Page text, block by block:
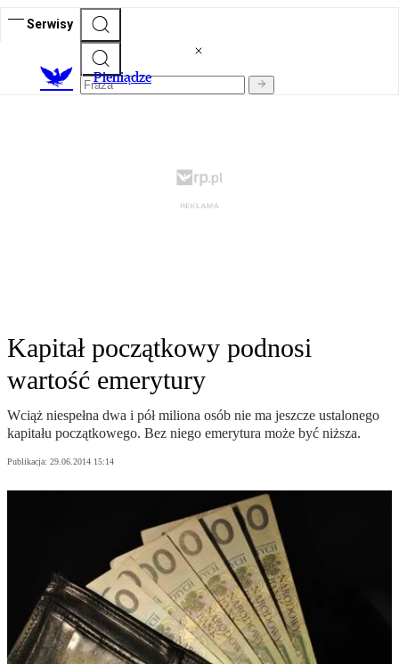
Serwisy
Pieniądze
Kapitał początkowy podnosi
wartość emerytury
Wciąż niespełna dwa i pół miliona osób nie ma jeszcze ustalonego
kapitału początkowego. Bez niego emerytura może być niższa.
Publikacja: 29.06.2014 15:14